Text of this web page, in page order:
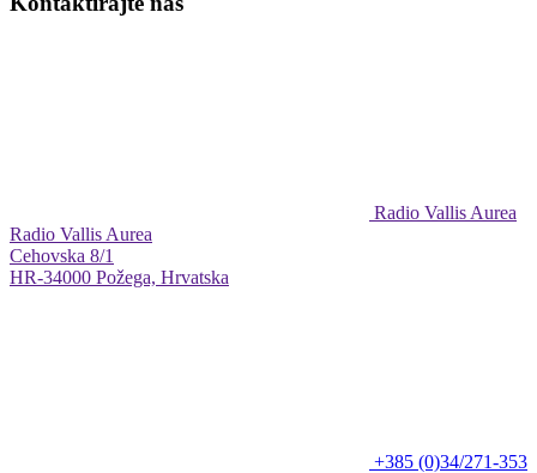
Radio Vallis Aurea
Radio Vallis Aurea
Cehovska 8/1
HR-34000 Požega, Hrvatska
+385 (0)34/271-353